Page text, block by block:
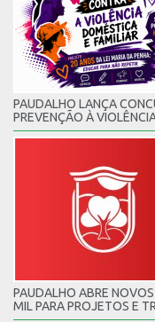
PAUDALHO LANÇA
PREVENÇÃO À
PAUDALHO ABRE
MIL PARA PROJETOS E